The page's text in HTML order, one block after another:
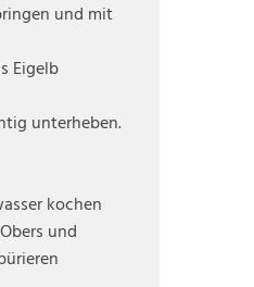
und mit
Eigelb
unterheben.
kochen
und